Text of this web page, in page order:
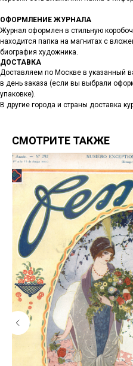
ОФОРМЛЕНИЕ ЖУРНАЛА
Журнал оформлен в стильную
находится папка на магнитах с
биография художника.
ДОСТАВКА
Доставляем по Москве в указанный
в день заказа (если вы выбрали
упаковке).
В другие города и страны доставка
СМОТРИТЕ ТАКЖЕ